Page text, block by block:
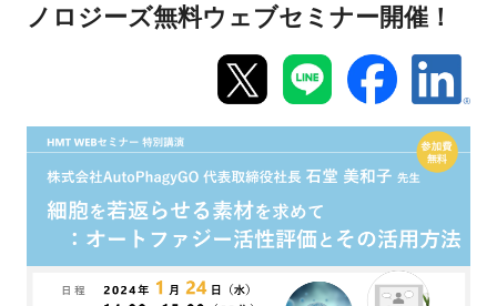
お問い合わせ
新規登録
イベント
プログラム
ノロジーズ無料ウェブセミナー開催！